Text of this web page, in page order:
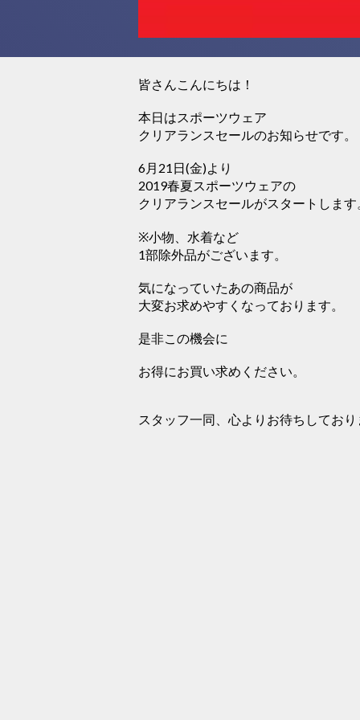
皆さんこんにちは！
本日はスポーツウェア
クリアランスセールのお知らせです。
6月21日(金)より
2019春夏スポーツウェアの
クリアランスセールがスタートします
※小物、水着など
1部除外品がございます。
気になっていたあの商品が
大変お求めやすくなっております。
是非この機会に
お得にお買い求めください。
スタッフ一同、心よりお待ちしてお